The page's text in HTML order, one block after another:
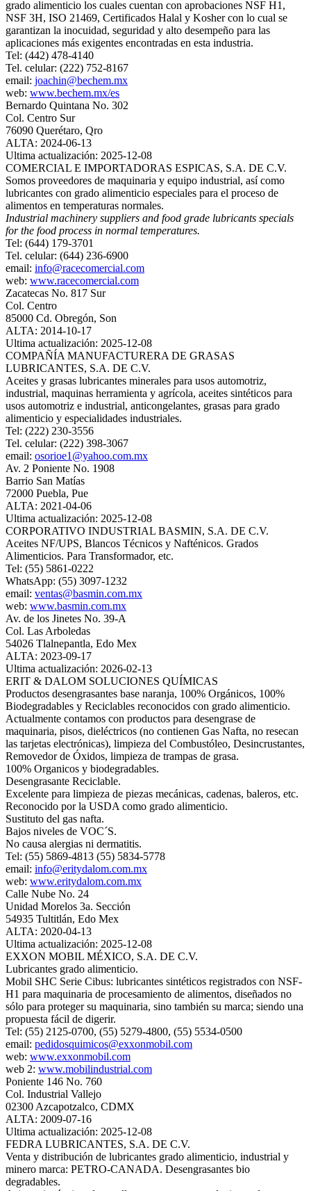
grado alimenticio los cuales cuentan con aprobaciones NSF H1,
NSF 3H, ISO 21469, Certificados Halal y Kosher con lo cual se
garantizan la inocuidad, seguridad y alto desempeño para las
aplicaciones más exigentes encontradas en esta industria.
Tel: (442) 478-4140
Tel. celular: (222) 752-8167
email: joachin@bechem.mx
web: www.bechem.mx/es
Bernardo Quintana No. 302
Col. Centro Sur
76090 Querétaro, Qro
ALTA: 2024-06-13
Ultima actualización: 2025-12-08
COMERCIAL E IMPORTADORAS ESPICAS, S.A. DE C.V.
Somos proveedores de maquinaria y equipo industrial, así como
lubricantes con grado alimenticio especiales para el proceso de
alimentos en temperaturas normales.
Industrial machinery suppliers and food grade lubricants specials
for the food process in normal temperatures.
Tel: (644) 179-3701
Tel. celular: (644) 236-6900
email: info@racecomercial.com
web: www.racecomercial.com
Zacatecas No. 817 Sur
Col. Centro
85000 Cd. Obregón, Son
ALTA: 2014-10-17
Ultima actualización: 2025-12-08
COMPAÑÍA MANUFACTURERA DE GRASAS
LUBRICANTES, S.A. DE C.V.
Aceites y grasas lubricantes minerales para usos automotriz,
industrial, maquinas herramienta y agrícola, aceites sintéticos para
usos automotriz e industrial, anticongelantes, grasas para grado
alimenticio y especialidades industriales.
Tel: (222) 230-3556
Tel. celular: (222) 398-3067
email: osorioe1@yahoo.com.mx
Av. 2 Poniente No. 1908
Barrio San Matías
72000 Puebla, Pue
ALTA: 2021-04-06
Ultima actualización: 2025-12-08
CORPORATIVO INDUSTRIAL BASMIN, S.A. DE C.V.
Aceites NF/UPS, Blancos Técnicos y Nafténicos. Grados
Alimenticios. Para Transformador, etc.
Tel: (55) 5861-0222
WhatsApp: (55) 3097-1232
email: ventas@basmin.com.mx
web: www.basmin.com.mx
Av. de los Jinetes No. 39-A
Col. Las Arboledas
54026 Tlalnepantla, Edo Mex
ALTA: 2023-09-17
Ultima actualización: 2026-02-13
ERIT & DALOM SOLUCIONES QUÍMICAS
Productos desengrasantes base naranja, 100% Orgánicos, 100%
Biodegradables y Reciclables reconocidos con grado alimenticio.
Actualmente contamos con productos para desengrase de
maquinaria, pisos, dieléctricos (no contienen Gas Nafta, no resecan
las tarjetas electrónicas), limpieza del Combustóleo, Desincrustantes,
Removedor de Óxidos, limpieza de trampas de grasa.
100% Organicos y biodegradables.
Desengrasante Reciclable.
Excelente para limpieza de piezas mecánicas, cadenas, baleros, etc.
Reconocido por la USDA como grado alimenticio.
Sustituto del gas nafta.
Bajos niveles de VOC´S.
No causa alergias ni dermatitis.
Tel: (55) 5869-4813 (55) 5834-5778
email: info@eritydalom.com.mx
web: www.eritydalom.com.mx
Calle Nube No. 24
Unidad Morelos 3a. Sección
54935 Tultitlán, Edo Mex
ALTA: 2020-04-13
Ultima actualización: 2025-12-08
EXXON MOBIL MÉXICO, S.A. DE C.V.
Lubricantes grado alimenticio.
Mobil SHC Serie Cibus: lubricantes sintéticos registrados con NSF-
H1 para maquinaria de procesamiento de alimentos, diseñados no
sólo para proteger su maquinaria, sino también su marca; siendo una
propuesta fácil de digerir.
Tel: (55) 2125-0700, (55) 5279-4800, (55) 5534-0500
email: pedidosquimicos@exxonmobil.com
web: www.exxonmobil.com
web 2: www.mobilindustrial.com
Poniente 146 No. 760
Col. Industrial Vallejo
02300 Azcapotzalco, CDMX
ALTA: 2009-07-16
Ultima actualización: 2025-12-08
FEDRA LUBRICANTES, S.A. DE C.V.
Venta y distribución de lubricantes grado alimenticio, industrial y
minero marca: PETRO-CANADA. Desengrasantes bio
degradables.